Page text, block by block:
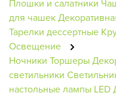
Плошки и салатники
для чашек
Тарелки дессертные
Освещение
Ночники Торшеры
светильники
настольные лампы LED